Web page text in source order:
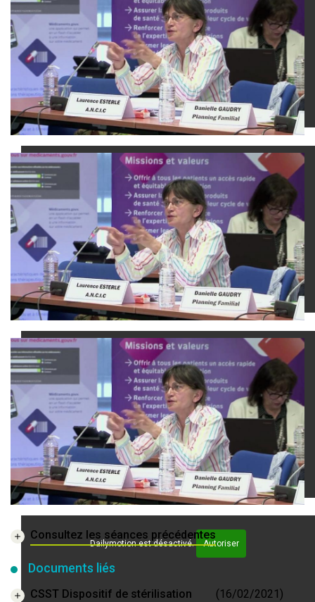
Dailymotion est désactivé. Autoriser
Dailymotion est désactivé. Autoriser
Dailymotion est désactivé. Autoriser
Consultez les séances précédentes
Documents liés
CSST Dispositif de stérilisation
(16/02/2021)